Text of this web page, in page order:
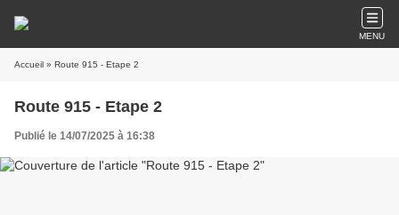
MENU
Accueil » Route 915 - Etape 2
Route 915 - Etape 2
Publié le 14/07/2025 à 16:38